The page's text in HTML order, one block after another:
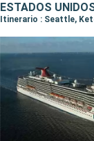
ESTADOS
Itinerario : Seattle,